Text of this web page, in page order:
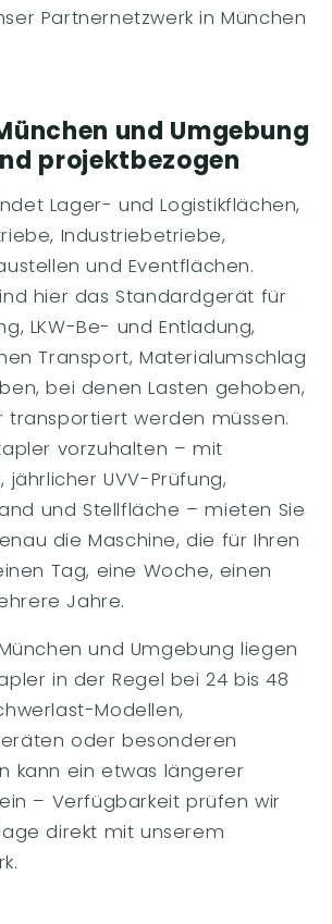
Partnernetzwerk in München
und Umgebung
projektbezogen
Lager- und Logistikflächen,
Industriebetriebe,
und Eventflächen.
hier das Standardgerät für
LKW-Be- und Entladung,
Transport, Materialumschlag
bei denen Lasten gehoben,
werden müssen.
vorzuhalten – mit
jährlicher UVV-Prüfung,
und Stellfläche – mieten Sie
die Maschine, die für Ihren
Tag, eine Woche, einen
Jahre.
und Umgebung liegen
in der Regel bei 24 bis 48
Modellen,
oder besonderen
kann ein etwas längerer
– Verfügbarkeit prüfen wir
direkt mit unserem